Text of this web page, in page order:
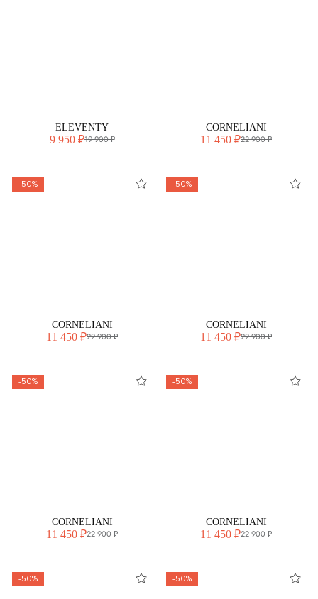
ELEVENTY
9 950 ₽19 900 ₽
CORNELIANI
11 450 ₽22 900 ₽
-50%
CORNELIANI
11 450 ₽22 900 ₽
-50%
CORNELIANI
11 450 ₽22 900 ₽
-50%
CORNELIANI
11 450 ₽22 900 ₽
-50%
CORNELIANI
11 450 ₽22 900 ₽
-50% -50%